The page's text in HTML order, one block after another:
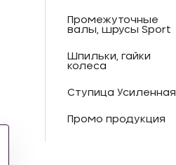
Промежуточные
валы, шрусы Sport
Шпильки, гайки
колеса
Ступица Усиленная
Промо продукция